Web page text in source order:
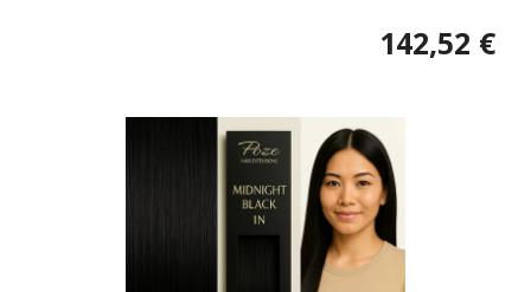
142,52 €